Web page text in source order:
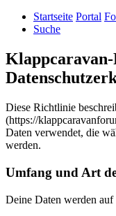
Startseite Portal
Suche
Diese Richtlinie
(https://
Daten verwendet, die
werden.
Umfang und Art
Deine Daten werden auf